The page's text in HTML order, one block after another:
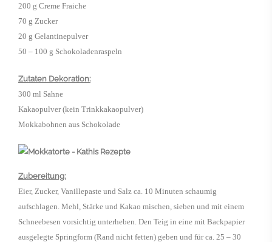
200 g Creme Fraiche
70 g Zucker
20 g Gelantinepulver
50 – 100 g Schokoladenraspeln
Zutaten Dekoration:
300 ml Sahne
Kakaopulver (kein Trinkkakaopulver)
Mokkabohnen aus Schokolade
Zubereitung:
Eier, Zucker, Vanillepaste und Salz ca. 10 Minuten schaumig
aufschlagen. Mehl, Stärke und Kakao mischen, sieben und mit einem
Schneebesen vorsichtig unterheben. Den Teig in eine mit Backpapier
ausgelegte Springform (Rand nicht fetten) geben und für ca. 25 – 30